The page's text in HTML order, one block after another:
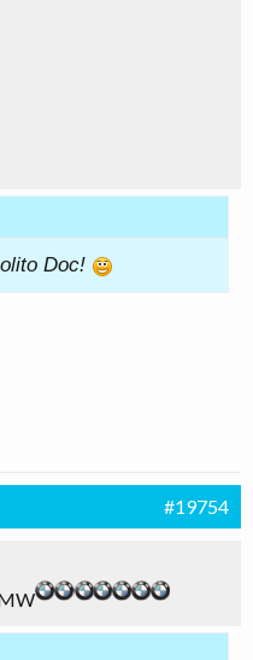
lo si copre in 5.5
manuale mi
si sposano fin
note...
Doc!
#19754